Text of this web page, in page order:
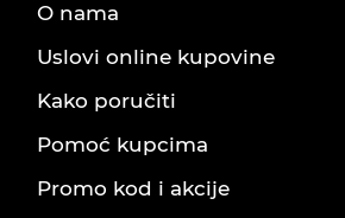
O nama
Uslovi online kupovine
Kako poručiti
Pomoć kupcima
Promo kod i akcije